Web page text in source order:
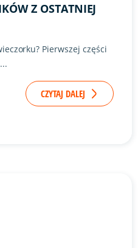
Z OSTATNIEJ
Pierwszej części
CZYTAJ DALEJ